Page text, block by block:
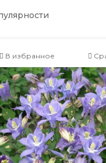
В избранное